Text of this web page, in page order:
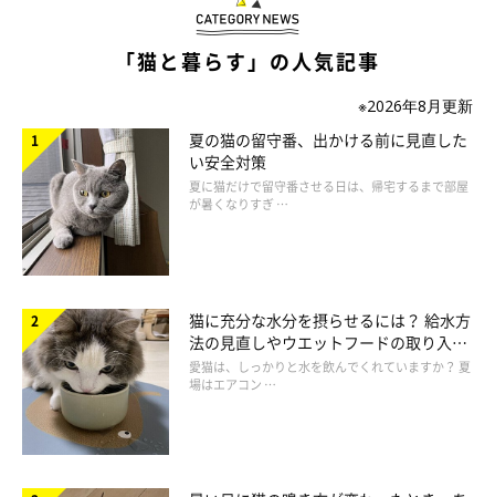
ねこのきもち投稿写真ギャラリー
猫のひげが落ちている理由には、いくつかの背景が考えられると
いわれています。
① 生え替わりによるもの
体毛と同じように、ひげも一定の周期で抜け替わるため。
② 日常生活で自然に抜けた
遊んでいるときや顔をこすりつけたときなどに、自然に抜け落ち
「猫と暮らす」の人気記事
※2026年8月更新
夏の猫の留守番、出かける前に見直した
い安全対策
夏に猫だけで留守番させる日は、帰宅するまで部屋
が暑くなりすぎ …
猫に充分な水分を摂らせるには？ 給水方
法の見直しやウエットフードの取り入れ
方を解説
愛猫は、しっかりと水を飲んでくれていますか？ 夏
場はエアコン …